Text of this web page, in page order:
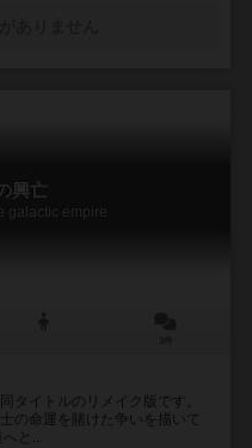
興亡
galactic empire
タイトルのリメイク版です。
の命運を賭けた争いを描いて
と...